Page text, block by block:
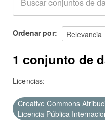
Acerca de
Ordenar por
1 conjunto de
Licencias:
Creative Commons
Licencia Pública